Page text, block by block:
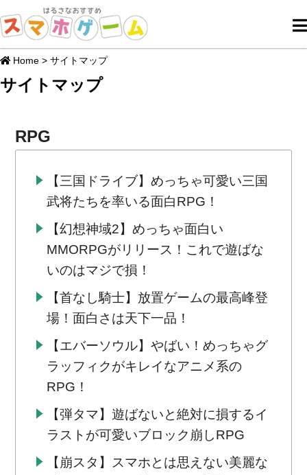
Home > サイトマップ
サイトマップ
RPG
【三国ドライブ】めっちゃ可愛い三国
武将たちを率いる面白RPG！
【幻想神域2】めっちゃ面白い
MMORPGがリリース！これで遊ばな
いのはマジで損！
【首なし騎士】放置ゲームの最高峰登
場！面白さは天下一品！
【エバーソウル】やばい！めっちゃグ
ラッフィクがキレイなアニメ系の
RPG！
【弾タマ】遊ばないと絶対に損するイ
ラストが可愛いブロック崩しRPG
【崩スタ】スマホとは思えない美麗な